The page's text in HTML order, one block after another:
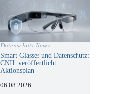
Datenschutz-News
Smart Glasses und Datenschutz:
CNIL veröffentlicht
Aktionsplan
06.08.2026